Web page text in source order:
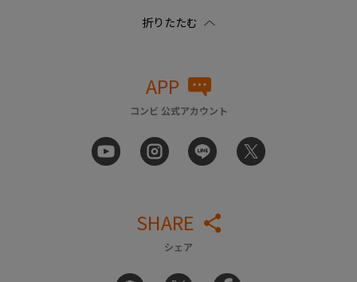
APP
コンビ 公式アカウント
SHARE
シェア